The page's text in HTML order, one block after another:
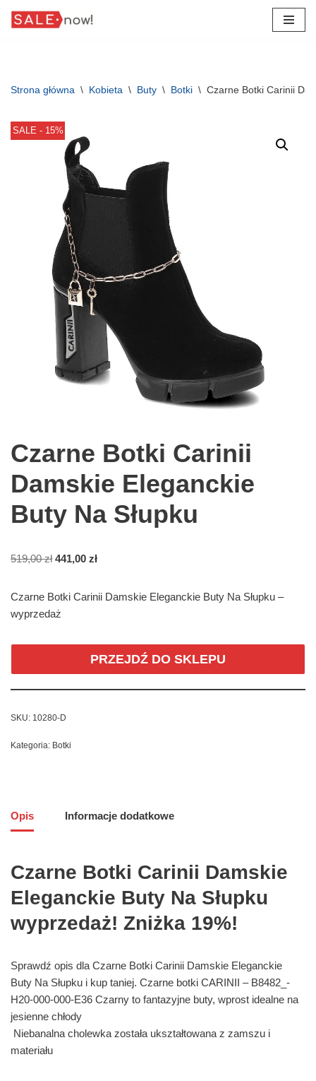
Strona główna \ Kobieta \ Buty \ Botki \ Czarne Botki Carinii
SALE - 15%
Czarne Botki Carinii
Damskie Eleganckie
Buty Na Słupku
519,00zł 441,00 zł
Czarne Botki Carinii Damskie Eleganckie Buty Na Słupku –
wyprzedaż
PRZEJDŹ DO SKLEPU
SKU: 10280-D
Kategoria: Botki
Opis Informacje dodatkowe
Czarne Botki Carinii Damskie
Eleganckie Buty Na Słupku
wyprzedaż! Zniżka 19%!
Sprawdź opis dla Czarne Botki Carinii Damskie Eleganckie
Buty Na Słupku i kup taniej. Czarne botki CARINII – B8482_-
H20-000-000-E36 Czarny to fantazyjne buty, wprost idealne na
jesienne chłody
Niebanalna cholewka została ukształtowana z zamszu i
materiału